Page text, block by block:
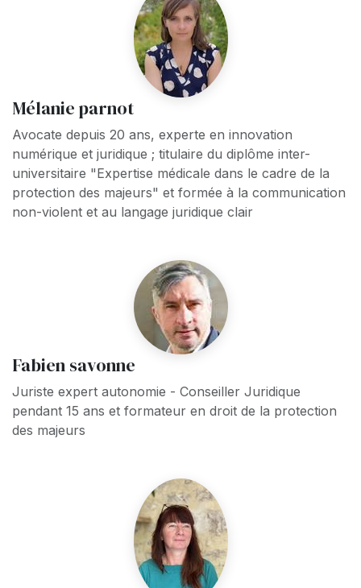
Mélanie parnot
Avocate depuis 20 ans, experte en innovation
numérique et juridique ; titulaire du diplôme inter-
universitaire "Expertise médicale dans le cadre de la
protection des majeurs" et formée à la communication
non-violent et au langage juridique clair
Fabien savonne
Juriste expert autonomie - Conseiller Juridique
pendant 15 ans et formateur en droit de la protection
des majeurs